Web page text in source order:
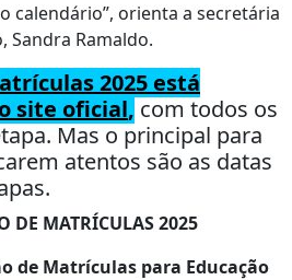
calendário”, orienta a secretária
Sandra Ramaldo.
2025 está
site oficial, com todos os
Mas o principal para
atentos são as datas
DE MATRÍCULAS 2025
de Matrículas para Educação